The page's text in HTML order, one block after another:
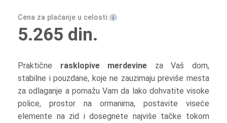
Cena za plaćanje u celosti: i
5.265 din.
Praktične rasklopive merdevine za Vaš dom,
stabilne i pouzdane, koje ne zauzimaju previše mesta
za odlaganje a pomažu Vam da lako dohvatite visoke
police, prostor na ormanima, postavite viseće
elemente na zid i dosegnete najviše tačke tokom